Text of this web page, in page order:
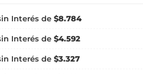
Interés de $8.784
Interés de $4.592
Interés de $3.327